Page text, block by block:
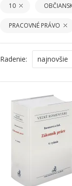
10
PRACOVNÉ PRÁVO
Radenie: najnovšie